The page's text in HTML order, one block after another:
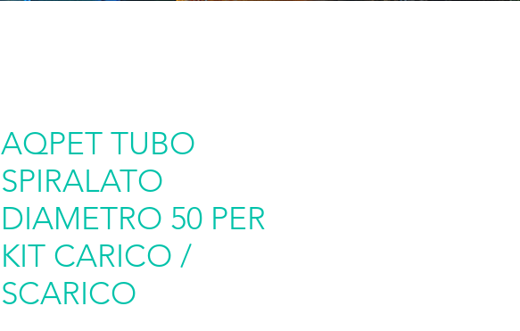
AQPET TUBO
SPIRALATO
DIAMETRO 50 PER
KIT CARICO /
SCARICO